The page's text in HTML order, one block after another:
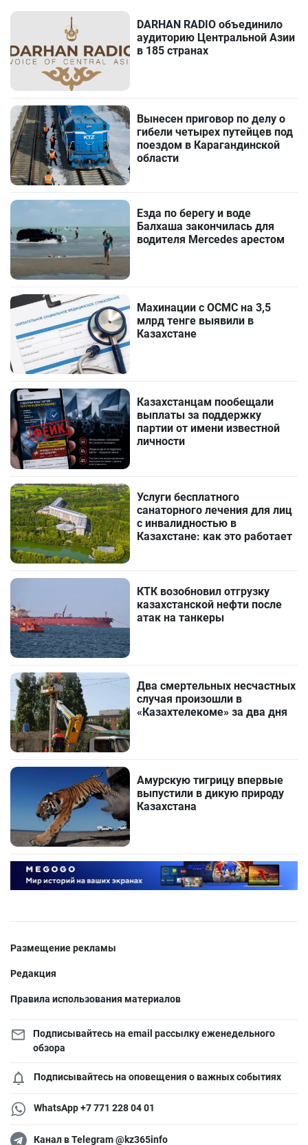
DARHAN RADIO объединило
аудиторию Центральной Азии
в 185 странах
Вынесен приговор по делу о
гибели четырех путейцев под
поездом в Карагандинской
области
Езда по берегу и воде
Балхаша закончилась для
водителя Mercedes арестом
Махинации с ОСМС на 3,5
млрд тенге выявили в
Казахстане
Казахстанцам пообещали
выплаты за поддержку
партии от имени известной
личности
Услуги бесплатного
санаторного лечения для лиц
с инвалидностью в
Казахстане: как это работает
КТК возобновил отгрузку
казахстанской нефти после
атак на танкеры
Два смертельных несчастных
случая произошли в
«Казахтелекоме» за два дня
Амурскую тигрицу впервые
выпустили в дикую природу
Казахстана
Размещение рекламы
Редакция
Правила использования материалов
Подписывайтесь на email рассылку еженедельного
обзора
Подписывайтесь на оповещения о важных событиях
WhatsApp +7 771 228 04 01
Канал в Telegram @kz365info